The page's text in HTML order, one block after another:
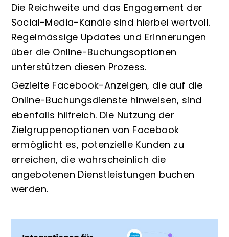
Die Reichweite und das Engagement der
Social-Media-Kanäle sind hierbei wertvoll.
Regelmässige Updates und Erinnerungen
über die Online-Buchungsoptionen
unterstützen diesen Prozess.
Gezielte Facebook-Anzeigen, die auf die
Online-Buchungsdienste hinweisen, sind
ebenfalls hilfreich. Die Nutzung der
Zielgruppenoptionen von Facebook
ermöglicht es, potenzielle Kunden zu
erreichen, die wahrscheinlich die
angebotenen Dienstleistungen buchen
werden.